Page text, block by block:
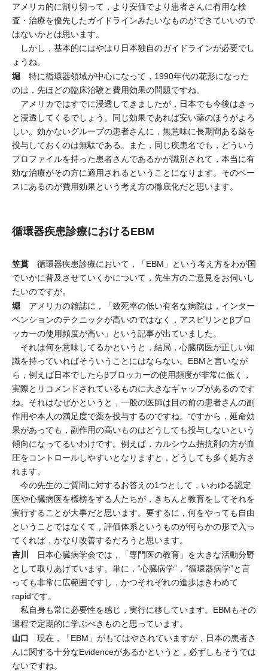
アメリカ的に割り切って，より安価でより患者さんに有用な検
査・治療を優先したガイドラインみたいなものができていいので
はないかとは思います。
しかし，基本的にはやはり日本独自のガイドラインが必要でし
ょうね。
堀 特に循環器領域が中心になって，1990年代の花形になった
のは，先ほどの臨床治験と費用効果の問題ですね。
アメリカではすでに浸透してきましたが，日本でも今後はきっ
と浸透してくるでしょう。同じ効果であれば安い薬のほうがよろ
しい。効かないグループの患者さんに，無意味に長期間ある薬を
投与しておくのは無駄である。また，同じ疾患名でも，どういう
プロファイルを持った患者さんであるかが識別されて，本当に有
効な治療がその方に適用されるということになります。そのベー
スにあるのが費用効果という考え方の徹底化だと思います。
循環器疾患診療におけるEBM
笠貫 循環器疾患診療において，「EBM」という考え方をわが国
でいかに普及させていくかについて，先生方のご意見をお伺いし
たいのですが。
堀 アメリカの雑誌に，「致死率の低い有名な病院は，インター
ベンションのテクニックが高いのではなく，アスピリンとβブロ
ッカーの使用頻度が高い」という記事が出ていました。
それは何を意味してるかというと，結局，心臓病医が正しい知
識を持っていればそういうことにはならない。EBMと言いなが
ら，例えば日本でしたらβブロッカーの使用頻度が非常に低く，
実際とリコメンドされているものに大きなギャップがあるのです
ね。それはなぜかというと，一般の医師は目の前の患者さんの副
作用や本人の満足度で薬を投与するのですね。ですから，延命効
果があっても，副作用の高いものはどうしても投与しないという
傾向になってるいわけです。例えば，カルシウム拮抗剤の方が血
圧をコントロールしやすいとなりますと，どうしても多く処方さ
れます。
今の先生のご質問に対するお答えの1つとして，いわゆる認定
医や心臓病医を標榜をする人たちが，きちんと教育をしてそれを
実行することが大事だと思います。要するに，何をやっても自由
ということではなくて，評価体系というものが何らかの形で入っ
てくれば，かなり改善するだろうと思います。
吉川 日本心臓病学会では，「専門医の教育」を大きな活動分野
として取りあげています。単に，“心臓病学”，“循環器病学”と言
っても非常に広範囲ですし，かつそれぞれの進歩はきわめて
rapidです。
私自身も常に必要性を感じ，実行に移しています。EBMもその
過程で定期的に学ぶべきものと思っています。
山口 現在，「EBM」がもてはやされていますが，日本の患者さ
んに関する十分なEvidenceがあるかというと，必ずしもそうでは
ないですね。